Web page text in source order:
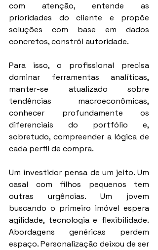
com atenção, entende as
prioridades do cliente e propõe
soluções com base em dados
concretos, constrói autoridade.
Para isso, o profissional precisa
dominar ferramentas analíticas,
manter-se atualizado sobre
tendências macroeconômicas,
conhecer profundamente os
diferenciais do portfólio e,
sobretudo, compreender a lógica de
cada perfil de compra.
Um investidor pensa de um jeito. Um
casal com filhos pequenos tem
outras urgências. Um jovem
buscando o primeiro imóvel espera
agilidade, tecnologia e flexibilidade.
Abordagens genéricas perdem
espaço. Personalização deixou de ser